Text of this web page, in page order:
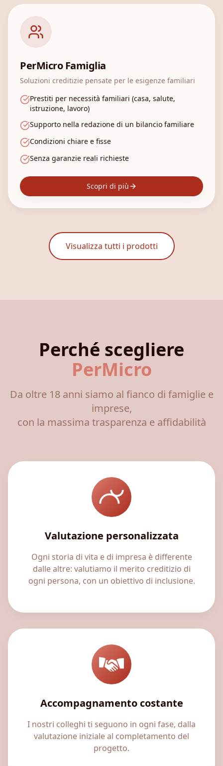
PerMicro Famiglia
Soluzioni creditizie pensate per le esigenze familiari
Prestiti per necessità familiari (casa, salute,
istruzione, lavoro)
Supporto nella redazione di un bilancio familiare
Condizioni chiare e fisse
Senza garanzie reali richieste
Scopri di più
Visualizza tutti i prodotti
Perché scegliere
PerMicro
Da oltre 18 anni siamo al fianco di famiglie e
imprese,
con la massima trasparenza e affidabilità
Valutazione personalizzata
Ogni storia di vita e di impresa è differente
dalle altre: valutiamo il merito creditizio di
ogni persona, con un obiettivo di inclusione.
Accompagnamento costante
I nostri colleghi ti seguono in ogni fase, dalla
valutazione iniziale al completamento del
progetto.